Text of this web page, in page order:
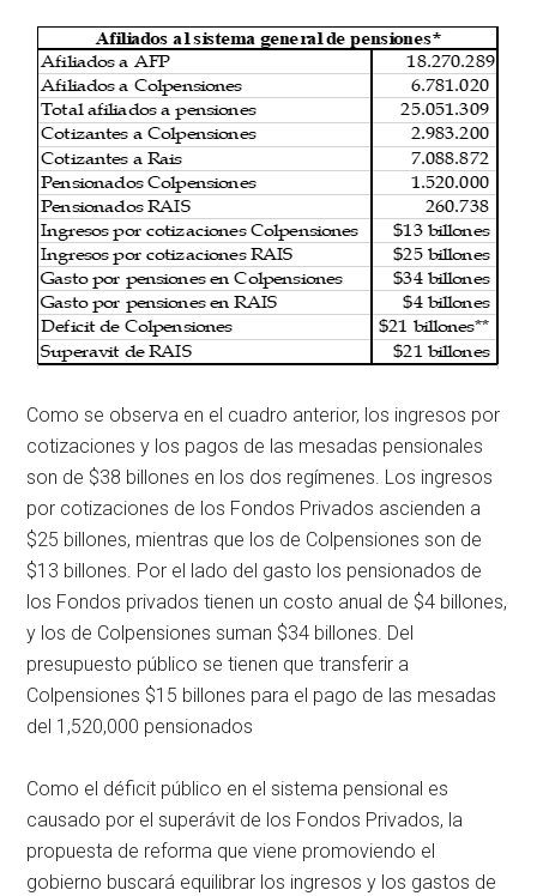
Como se observa en el cuadro anterior, los ingresos por
cotizaciones y los pagos de las mesadas pensionales
son de $38 billones en los dos regímenes. Los ingresos
por cotizaciones de los Fondos Privados ascienden a
$25 billones, mientras que los de Colpensiones son de
$13 billones. Por el lado del gasto los pensionados de
los Fondos privados tienen un costo anual de $4 billones,
y los de Colpensiones suman $34 billones. Del
presupuesto público se tienen que transferir a
Colpensiones $15 billones para el pago de las mesadas
del 1,520,000 pensionados
Como el déficit público en el sistema pensional es
causado por el superávit de los Fondos Privados, la
propuesta de reforma que viene promoviendo el
gobierno buscará equilibrar los ingresos y los gastos de